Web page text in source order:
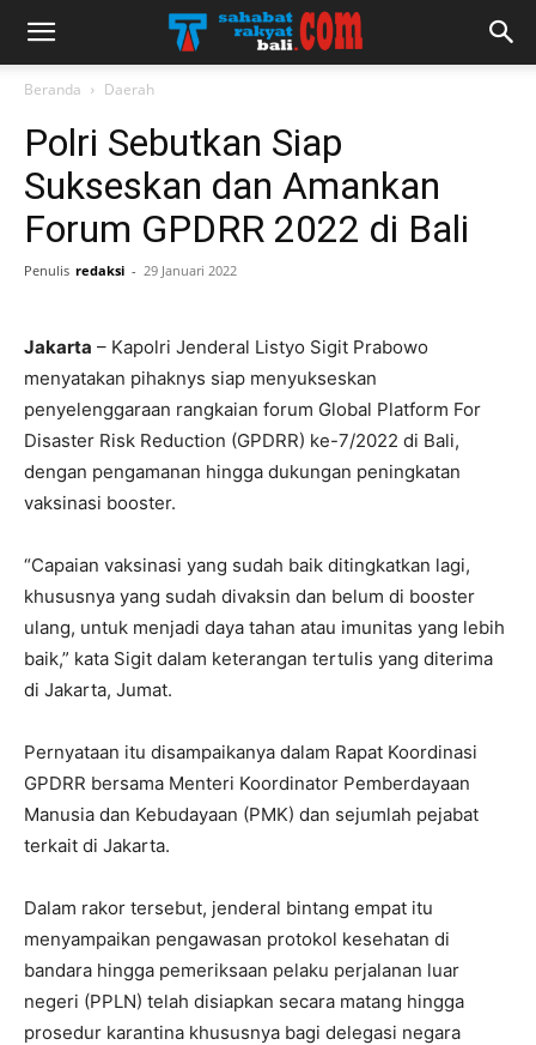
Beranda Daerah
Polri Sebutkan Siap
Sukseskan dan Amankan
Forum GPDRR 2022 di Bali
Penulis redaksi - 29 Januari 2022
Jakarta – Kapolri Jenderal Listyo Sigit Prabowo
menyatakan pihaknys siap menyukseskan
penyelenggaraan rangkaian forum Global Platform For
Disaster Risk Reduction (GPDRR) ke-7/2022 di Bali,
dengan pengamanan hingga dukungan peningkatan
vaksinasi booster.
“Capaian vaksinasi yang sudah baik ditingkatkan lagi,
khususnya yang sudah divaksin dan belum di booster
ulang, untuk menjadi daya tahan atau imunitas yang lebih
baik,” kata Sigit dalam keterangan tertulis yang diterima
di Jakarta, Jumat.
Pernyataan itu disampaikanya dalam Rapat Koordinasi
GPDRR bersama Menteri Koordinator Pemberdayaan
Manusia dan Kebudayaan (PMK) dan sejumlah pejabat
terkait di Jakarta.
Dalam rakor tersebut, jenderal bintang empat itu
menyampaikan pengawasan protokol kesehatan di
bandara hingga pemeriksaan pelaku perjalanan luar
negeri (PPLN) telah disiapkan secara matang hingga
prosedur karantina khususnya bagi delegasi negara